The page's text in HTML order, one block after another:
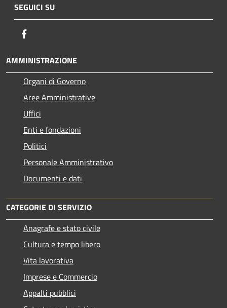
SEGUICI SU
AMMINISTRAZIONE
Organi di Governo
Aree Amministrative
Uffici
Enti e fondazioni
Politici
Personale Amministrativo
Documenti e dati
CATEGORIE DI SERVIZIO
Anagrafe e stato civile
Cultura e tempo libero
Vita lavorativa
Imprese e Commercio
Appalti pubblici